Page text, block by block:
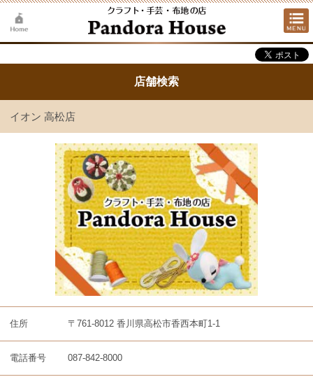
店舗検索
イオン 高松店
住所 〒761-8012 香川県高松市香西本町1-1
電話番号 087-842-8000